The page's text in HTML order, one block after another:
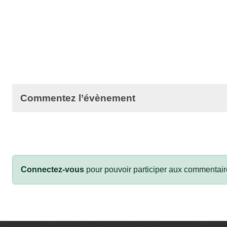
Commentez l’évènement
Connectez-vous pour pouvoir participer aux